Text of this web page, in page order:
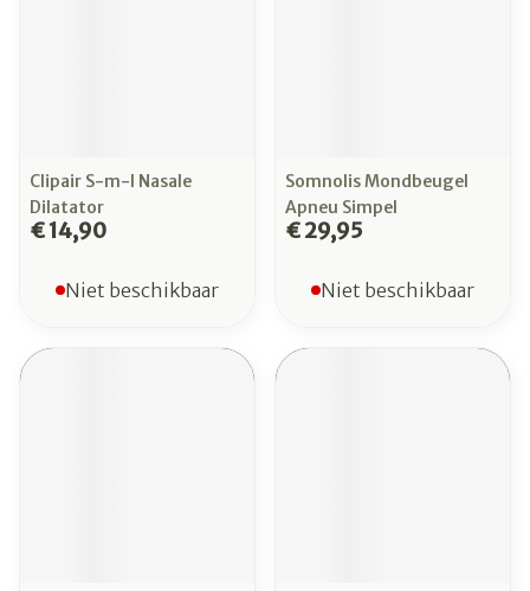
Clipair S-m-l Nasale
Dilatator
€ 14,90
Niet beschikbaar
Somnolis Mondbeugel
Apneu Simpel
€ 29,95
Niet beschikbaar